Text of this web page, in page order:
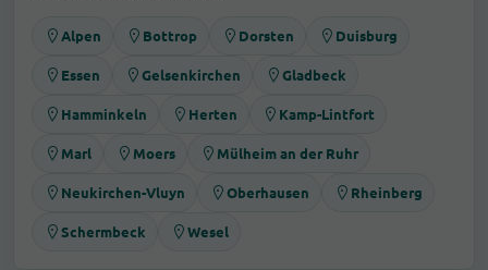
Alpen Bottrop Dorsten Duisburg
Essen Gelsenkirchen Gladbeck
Hamminkeln Herten Kamp-Lintfort
Marl Moers Mülheim an der Ruhr
Neukirchen-Vluyn Oberhausen Rheinberg
Schermbeck Wesel